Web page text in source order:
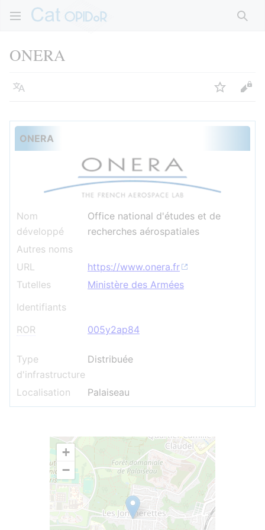
ONERA
Langue Suivre
ONERA
Nom
développé
Office national d'études et de
recherches aérospatiales
Autres noms
URL
https://www.onera.fr
Tutelles
Ministère des Armées
Identifiants
ROR
005y2ap84
Type
d'infrastructure
Distribuée
Localisation Palaiseau
+
−